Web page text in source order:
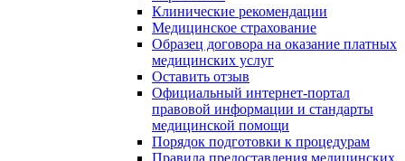
Клинические рекомендации
Медицинское страхование
Образец договора на оказание платных
медицинских услуг
Оставить отзыв
Официальный интернет-портал
правовой информации и стандарты
медицинской помощи
Порядок подготовки к процедурам
Правила предоставления медицинских